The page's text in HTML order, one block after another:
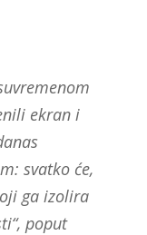
ekran i
svatko će,
ga izolira
poput